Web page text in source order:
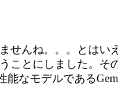
んね。。。とは
とにしました。
なモデルである